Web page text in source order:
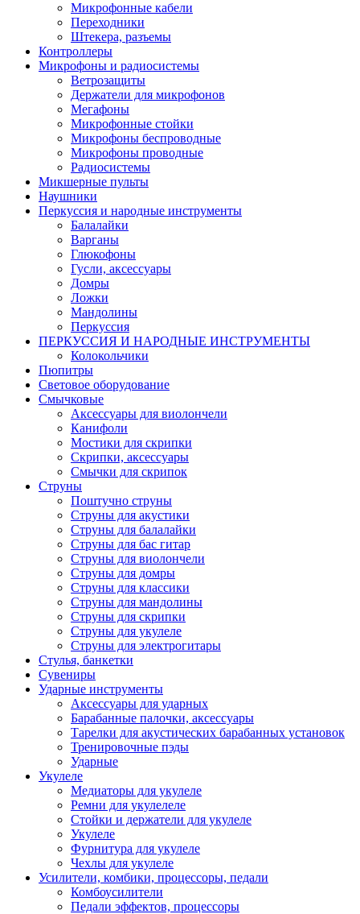
Микрофонные кабели
Переходники
Штекера, разъемы
Контроллеры
Микрофоны и радиосистемы
Ветрозащиты
Держатели для микрофонов
Мегафоны
Микрофонные стойки
Микрофоны беспроводные
Микрофоны проводные
Радиосистемы
Микшерные пульты
Наушники
Перкуссия и народные инструменты
Балалайки
Варганы
Глюкофоны
Гусли, аксессуары
Домры
Ложки
Мандолины
Перкуссия
ПЕРКУССИЯ И НАРОДНЫЕ ИНСТРУМЕНТЫ
Колокольчики
Пюпитры
Световое оборудование
Смычковые
Аксессуары для виолончели
Канифоли
Мостики для скрипки
Скрипки, аксессуары
Смычки для скрипок
Струны
Поштучно струны
Струны для акустики
Струны для балалайки
Струны для бас гитар
Струны для виолончели
Струны для домры
Струны для классики
Струны для мандолины
Струны для скрипки
Струны для укулеле
Струны для электрогитары
Стулья, банкетки
Сувениры
Ударные инструменты
Аксессуары для ударных
Барабанные палочки, аксессуары
Тарелки для акустических барабанных установок
Тренировочные пэды
Ударные
Укулеле
Медиаторы для укулеле
Ремни для укулелеле
Стойки и держатели для укулеле
Укулеле
Фурнитура для укулеле
Чехлы для укулеле
Усилители, комбики, процессоры, педали
Комбоусилители
Педали эффектов, процессоры